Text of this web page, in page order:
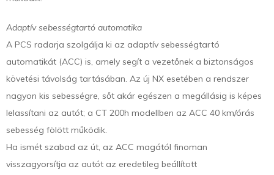
Adaptív sebességtartó automatika
A PCS radarja szolgálja ki az adaptív sebességtartó
automatikát (ACC) is, amely segít a vezetőnek a biztonságos
követési távolság tartásában. Az új NX esetében a rendszer
nagyon kis sebességre, sőt akár egészen a megállásig is képes
lelassítani az autót; a CT 200h modellben az ACC 40 km/órás
sebesség fölött működik.
Ha ismét szabad az út, az ACC magától finoman
visszagyorsítja az autót az eredetileg beállított